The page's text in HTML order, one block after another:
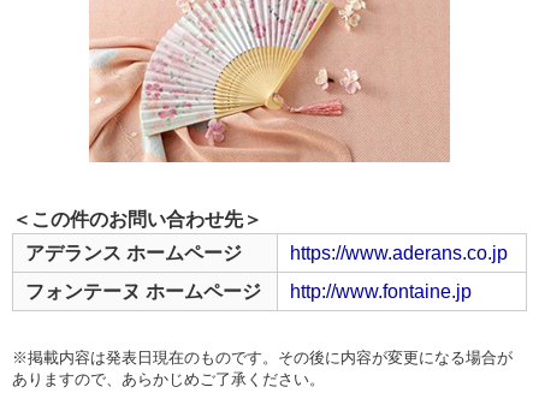
＜この件のお問い合わせ先＞
アデランス ホームページ
https://www.aderans.co.jp
フォンテーヌ ホームページ
http://www.fontaine.jp
※掲載内容は発表日現在のものです。その後に内容が変更になる場合が
ありますので、あらかじめご了承ください。